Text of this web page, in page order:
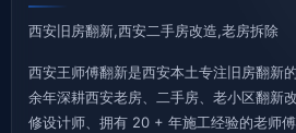
西安旧房翻新,西安二手房改造,老房拆除
西安王师傅翻新是西安本土专注旧房翻新
余年深耕西安老房、二手房、老小区翻新
修设计师、拥有 20 + 年施工经验的老师